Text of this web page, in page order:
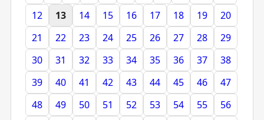
12
13 14 15 16 17 18 19
20
21
22 23 24 25 26 27 28
29
30
31 32 33 34 35 36 37
38
39
40 41 42 43 44 45 46
47
48
49 50 51 52 53 54 55 56